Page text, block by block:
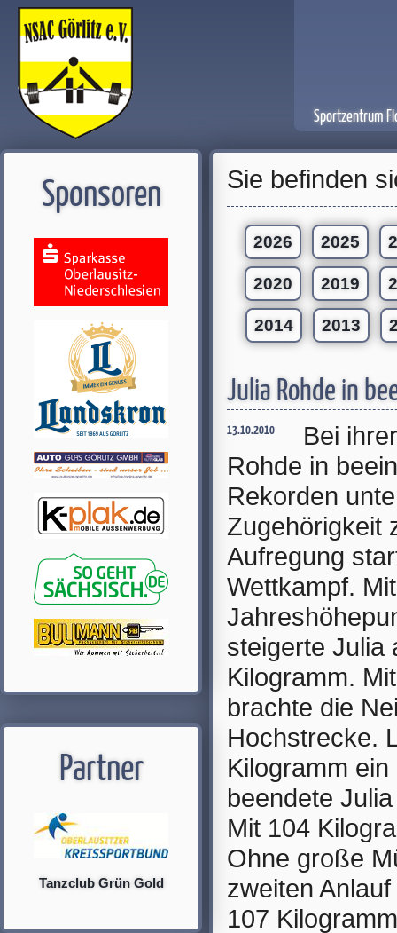
Sportzentrum
Sie befinden
2026 2025
2020 2019
2014 2013
Julia Rohde in
13.10.2010
Bei
Rohde in
Rekorden
Zugehörigkeit
Aufregung
Wettkampf.
steigerte Julia
Kilogramm.
brachte die
Hochstrecke.
Kilogramm
beendete
Mit 104
Ohne große
zweiten
107
Sponsoren
Partner
Tanzclub Grün Gold